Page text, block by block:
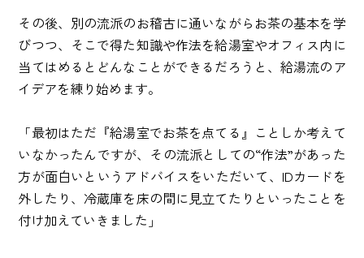
その後、別の流派のお稽古に通いながらお茶の基本を学
びつつ、そこで得た知識や作法を給湯室やオフィス内に
当てはめるとどんなことができるだろうと、給湯流のア
イデアを練り始めます。
「最初はただ『給湯室でお茶を点てる』ことしか考えて
いなかったんですが、その流派としての“作法”があった
方が面白いというアドバイスをいただいて、IDカードを
外したり、冷蔵庫を床の間に見立てたりといったことを
付け加えていきました」